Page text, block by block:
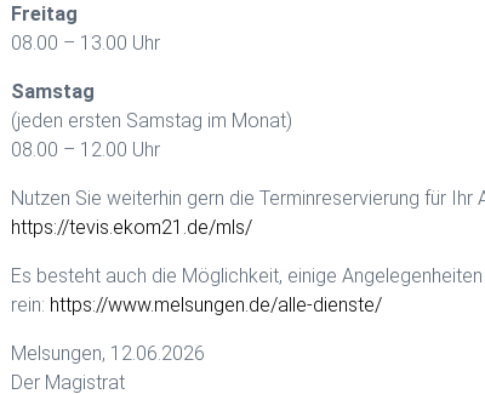
Freitag
08.00 – 13.00 Uhr
Samstag
(jeden ersten Samstag im Monat)
08.00 – 12.00 Uhr
Nutzen Sie weiterhin gern die Terminreservierung für
https://tevis.ekom21.de/mls/
Es besteht auch die Möglichkeit, einige
rein: https://www.melsungen.de/alle-dienste/
Melsungen, 12.06.2026
Der Magistrat